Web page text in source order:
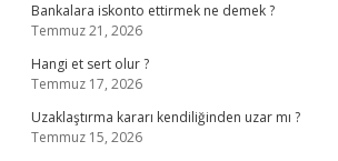
Bankalara iskonto ettirmek ne demek ?
Temmuz 21, 2026
Hangi et sert olur ?
Temmuz 17, 2026
Uzaklaştırma kararı kendiliğinden uzar mı ?
Temmuz 15, 2026